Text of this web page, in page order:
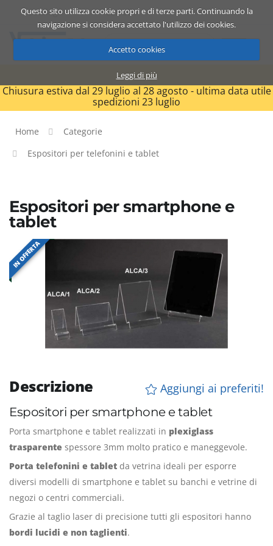
Questo sito utilizza cookie propri e di terze parti. Continuando la
navigazione si considera accettato l'utilizzo dei cookies.
Accetto cookies
Leggi di più
Catalogo Carrello ITA
Chiusura estiva dal 29 luglio al 28 agosto - ultima data utile
spedizioni 23 luglio
Home
Categorie
Espositori per telefonini e tablet
Espositori per smartphone e
tablet
IN OFFERTA
Descrizione
Aggiungi ai preferiti!
Espositori per smartphone e tablet
Porta smartphone e tablet realizzati in plexiglass
trasparente spessore 3mm molto pratico e maneggevole.
Porta telefonini e tablet da vetrina ideali per esporre
diversi modelli di smartphone e tablet su banchi e vetrine di
negozi o centri commerciali.
Grazie al taglio laser di precisione tutti gli espositori hanno
bordi lucidi e non taglienti.